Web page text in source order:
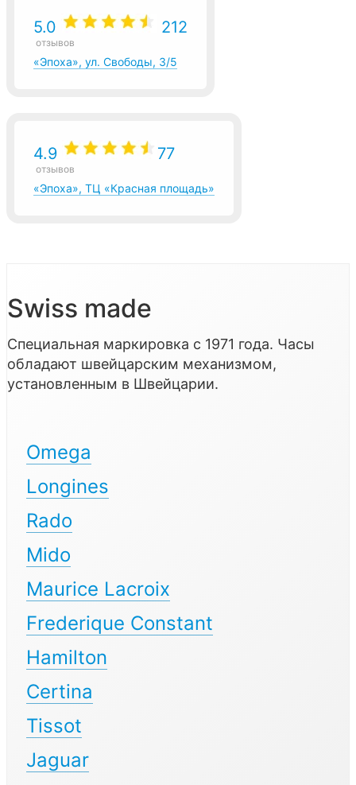
5.0 212
отзывов
«Эпоха», ул. Свободы, 3/5
4.9 77
отзывов
«Эпоха», ТЦ «Красная площадь»
Swiss made
Специальная маркировка с 1971 года. Часы
обладают швейцарским механизмом,
установленным в Швейцарии.
Omega
Longines
Rado
Mido
Maurice Lacroix
Frederique Constant
Hamilton
Certina
Tissot
Jaguar